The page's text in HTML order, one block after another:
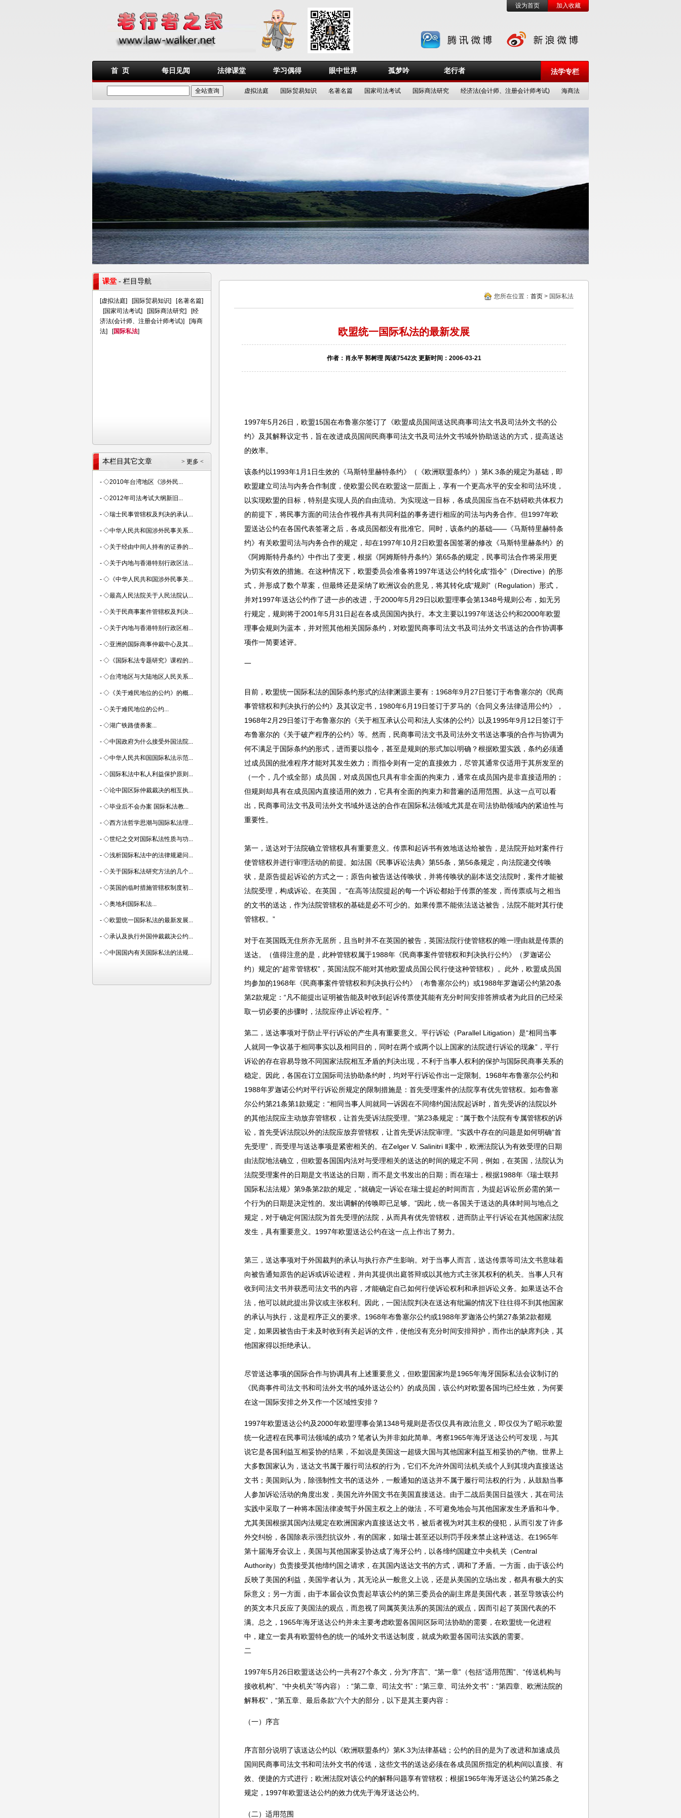
设为首页 加入收藏
首 页 每日见闻 法律课堂 学习偶得 眼中世界 孤梦吟 老行者 法学专栏
虚拟法庭 国际贸易知识 名著名篇 国家司法考试 国际商法研究 经济法(会计师、注册会计师考试) 海商法
您所在位置： 首页 > 国际私法
欧盟统一国际私法的最新发展
作者：肖永平 郭树理 阅读7542次 更新时间：2006-03-21
1997年5月26日，欧盟15国在布鲁塞尔签订了《欧盟成员国间送达民商事司法文书及司法外文书的公
约》及其解释议定书，旨在改进成员国间民商事司法文书及司法外文书域外协助送达的方式，提高送达
的效率。
该条约以1993年1月1日生效的《马斯特里赫特条约》（《欧洲联盟条约》）第K.3条的规定为基础，即
欧盟建立司法与内务合作制度，使欧盟公民在欧盟这一层面上，享有一个更高水平的安全和司法环境，
以实现欧盟的目标，特别是实现人员的自由流动。为实现这一目标，各成员国应当在不妨碍欧共体权力
的前提下，将民事方面的司法合作视作具有共同利益的事务进行相应的司法与内务合作。但1997年欧
盟送达公约在各国代表签署之后，各成员国都没有批准它。同时，该条约的基础——《马斯特里赫特条
约》有关欧盟司法与内务合作的规定，却在1997年10月2日欧盟各国签署的修改《马斯特里赫条约》的
《阿姆斯特丹条约》中作出了变更，根据《阿姆斯特丹条约》第65条的规定，民事司法合作将采用更
为切实有效的措施。在这种情况下，欧盟委员会准备将1997年送达公约转化成“指令”（Directive）的形
式，并形成了数个草案，但最终还是采纳了欧洲议会的意见，将其转化成“规则”（Regulation）形式，
并对1997年送达公约作了进一步的改进，于2000年5月29日以欧盟理事会第1348号规则公布，如无另
行规定，规则将于2001年5月31日起在各成员国国内执行。本文主要以1997年送达公约和2000年欧盟
理事会规则为蓝本，并对照其他相关国际条约，对欧盟民商事司法文书及司法外文书送达的合作协调事
项作一简要述评。
一
目前，欧盟统一国际私法的国际条约形式的法律渊源主要有：1968年9月27日签订于布鲁塞尔的《民商
事管辖权和判决执行的公约》及其议定书，1980年6月19日签订于罗马的《合同义务法律适用公约》，
1968年2月29日签订于布鲁塞尔的《关于相互承认公司和法人实体的公约》以及1995年9月12日签订于
布鲁塞尔的《关于破产程序的公约》等。然而，民商事司法文书及司法外文书送达事项的合作与协调为
何不满足于国际条约的形式，进而要以指令，甚至是规则的形式加以明确？根据欧盟实践，条约必须通
过成员国的批准程序才能对其发生效力；而指令则有一定的直接效力，尽管其通常仅适用于其所发至的
（一个，几个或全部）成员国，对成员国也只具有非全面的拘束力，通常在成员国内是非直接适用的；
但规则却具有在成员国内直接适用的效力，它具有全面的拘束力和普遍的适用范围。从这一点可以看
出，民商事司法文书及司法外文书域外送达的合作在国际私法领域尤其是在司法协助领域内的紧迫性与
重要性。
第一，送达对于法院确立管辖权具有重要意义。传票和起诉书有效地送达给被告，是法院开始对案件行
使管辖权并进行审理活动的前提。如法国《民事诉讼法典》第55条，第56条规定，向法院递交传唤
状，是原告提起诉讼的方式之一；原告向被告送达传唤状，并将传唤状的副本送交法院时，案件才能被
法院受理，构成诉讼。在英国， “在高等法院提起的每一个诉讼都始于传票的签发，而传票或与之相当
的文书的送达，作为法院管辖权的基础是必不可少的。如果传票不能依法送达被告，法院不能对其行使
管辖权。”
对于在英国既无住所亦无居所，且当时并不在英国的被告，英国法院行使管辖权的唯一理由就是传票的
送达。（值得注意的是，此种管辖权属于1988年《民商事案件管辖权和判决执行公约》（罗迦诺公
约）规定的“超常管辖权”，英国法院不能对其他欧盟成员国公民行使这种管辖权）。此外，欧盟成员国
均参加的1968年《民商事案件管辖权和判决执行公约》（布鲁塞尔公约）或1988年罗迦诺公约第20条
第2款规定：“凡不能提出证明被告能及时收到起诉传票使其能有充分时间安排答辨或者为此目的已经采
取一切必要的步骤时，法院应停止诉讼程序。”
第二，送达事项对于防止平行诉讼的产生具有重要意义。平行诉讼（Parallel Litigation）是“相同当事
人就同一争议基于相同事实以及相同目的，同时在两个或两个以上国家的法院进行诉讼的现象”，平行
诉讼的存在容易导致不同国家法院相互矛盾的判决出现，不利于当事人权利的保护与国际民商事关系的
稳定。因此，各国在订立国际司法协助条约时，均对平行诉讼作出一定限制。1968年布鲁塞尔公约和
1988年罗迦诺公约对平行诉讼所规定的限制措施是：首先受理案件的法院享有优先管辖权。如布鲁塞
尔公约第21条第1款规定：“相同当事人间就同一诉因在不同缔约国法院起诉时，首先受诉的法院以外
的其他法院应主动放弃管辖权，让首先受诉法院受理。”第23条规定：“属于数个法院有专属管辖权的诉
讼，首先受诉法院以外的法院应放弃管辖权，让首先受诉法院审理。”实践中存在的问题是如何明确“首
先受理”，而受理与送达事项是紧密相关的。在Zelger V. Salinitri Ⅱ案中，欧洲法院认为有效受理的日期
由法院地法确立，但欧盟各国国内法对与受理相关的送达的时间的规定不同，例如，在英国，法院认为
法院受理案件的日期是文书送达的日期，而不是文书发出的日期；而在瑞士，根据1988年《瑞士联邦
国际私法法规》第9条第2款的规定，“就确定一诉讼在瑞士提起的时间而言，为提起诉讼所必需的第一
个行为的日期是决定性的。发出调解的传唤即已足够。”因此，统一各国关于送达的具体时间与地点之
规定，对于确定何国法院为首先受理的法院，从而具有优先管辖权，进而防止平行诉讼在其他国家法院
发生，具有重要意义。1997年欧盟送达公约在这一点上作出了努力。
第三，送达事项对于外国裁判的承认与执行亦产生影响。对于当事人而言，送达传票等司法文书意味着
向被告通知原告的起诉或诉讼进程，并向其提供出庭答辩或以其他方式主张其权利的机关。当事人只有
收到司法文书并获悉司法文书的内容，才能确定自己如何行使诉讼权利和承担诉讼义务。如果送达不合
法，他可以就此提出异议或主张权利。因此，一国法院判决在送达有纰漏的情况下往往得不到其他国家
的承认与执行，这是程序正义的要求。1968年布鲁塞尔公约或1988年罗迦洛公约第27条第2款都规
定，如果因被告由于未及时收到有关起诉的文件，使他没有充分时间安排辩护，而作出的缺席判决，其
他国家得以拒绝承认。
尽管送达事项的国际合作与协调具有上述重要意义，但欧盟国家均是1965年海牙国际私法会议制订的
《民商事件司法文书和司法外文书的域外送达公约》的成员国，该公约对欧盟各国均已经生效，为何要
在这一国际安排之外又作一个区域性安排？
1997年欧盟送达公约及2000年欧盟理事会第1348号规则是否仅仅具有政治意义，即仅仅为了昭示欧盟
统一化进程在民事司法领域的成功？笔者认为并非如此简单。考察1965年海牙送达公约可发现，与其
说它是各国利益互相妥协的结果，不如说是美国这一超级大国与其他国家利益互相妥协的产物。世界上
大多数国家认为，送达文书属于履行司法权的行为，它们不允许外国司法机关或个人到其境内直接送达
文书；美国则认为，除强制性文书的送达外，一般通知的送达并不属于履行司法权的行为，从鼓励当事
人参加诉讼活动的角度出发，美国允许外国文书在美国直接送达。由于二战后美国日益强大，其在司法
实践中采取了一种将本国法律凌驾于外国主权之上的做法，不可避免地会与其他国家发生矛盾和斗争。
尤其美国根据其国内法规定在欧洲国家内直接送达文书，被后者视为对其主权的侵犯，从而引发了许多
外交纠纷，各国除表示强烈抗议外，有的国家，如瑞士甚至还以刑罚手段来禁止这种送达。在1965年
第十届海牙会议上，美国与其他国家妥协达成了海牙公约，以各缔约国建立中央机关（Central
Authority）负责接受其他缔约国之请求，在其国内送达文书的方式，调和了矛盾。一方面，由于该公约
反映了美国的利益，美国学者认为，其无论从一般意义上说，还是从美国的立场出发，都具有极大的实
际意义；另一方面，由于本届会议负责起草该公约的第三委员会的副主席是美国代表，甚至导致该公约
的英文本只反应了美国法的观点，而忽视了同属英美法系的英国法的观点，因而引起了英国代表的不
满。总之，1965年海牙送达公约并未主要考虑欧盟各国间区际司法协助的需要，在欧盟统一化进程
中，建立一套具有欧盟特色的统一的域外文书送达制度，就成为欧盟各国司法实践的需要。
二
1997年5月26日欧盟送达公约一共有27个条文，分为“序言”、“第一章”（包括“适用范围”、“传送机构与
接收机构”、“中央机关”等内容）：“第二章、司法文书”：“第三章、司法外文书”：“第四章、欧洲法院的
解释权”，“第五章、最后条款”六个大的部分，以下是其主要内容：
（一）序言
序言部分说明了该送达公约以《欧洲联盟条约》第K.3为法律基础；公约的目的是为了改进和加速成员
国间民商事司法文书和司法外文书的传送，这些文书的送达必须在各成员国所指定的机构间以直接、有
效、便捷的方式进行；欧洲法院对该公约的解释问题享有管辖权；根据1965年海牙送达公约第25条之
规定，1997年欧盟送达公约的效力优先于海牙送达公约。
（二）适用范围
课堂 - 栏目导航
[虚拟法庭] [国际贸易知识] [名著名篇]
[国家司法考试] [国际商法研究] [经
济法(会计师、注册会计师考试)] [海商
法] [国际私法]
> 更多 <
本栏目其它文章
- ◇2010年台湾地区《涉外民...
- ◇2012年司法考试大纲新旧...
- ◇瑞士民事管辖权及判决的承认...
- ◇中华人民共和国涉外民事关系...
- ◇关于经由中间人持有的证券的...
- ◇关于内地与香港特别行政区法...
- ◇《中华人民共和国涉外民事关...
- ◇最高人民法院关于人民法院认...
- ◇关于民商事案件管辖权及判决...
- ◇关于内地与香港特别行政区相...
- ◇亚洲的国际商事仲裁中心及其...
- ◇《国际私法专题研究》课程的...
- ◇台湾地区与大陆地区人民关系...
- ◇《关于难民地位的公约》的概...
- ◇关于难民地位的公约...
- ◇湖广铁路债券案...
- ◇中国政府为什么接受外国法院...
- ◇中华人民共和国国际私法示范...
- ◇国际私法中私人利益保护原则...
- ◇论中国区际仲裁裁决的相互执...
- ◇毕业后不会办案 国际私法教...
- ◇西方法哲学思潮与国际私法理...
- ◇世纪之交对国际私法性质与功...
- ◇浅析国际私法中的法律规避问...
- ◇关于国际私法研究方法的几个...
- ◇英国的临时措施管辖权制度初...
- ◇奥地利国际私法...
- ◇欧盟统一国际私法的最新发展...
- ◇承认及执行外国仲裁裁决公约...
- ◇中国国内有关国际私法的法规...